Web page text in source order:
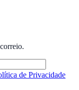
de Privacidade